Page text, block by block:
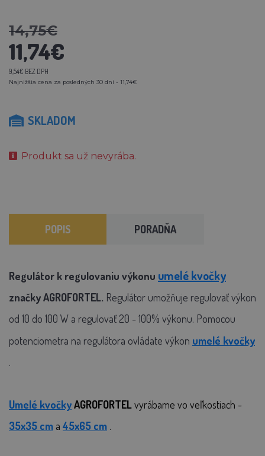
14,75€
11,74€
9,54€ BEZ DPH
Najnižšia cena za posledných 30 dní - 11,74€
SKLADOM
Produkt sa už nevyrába.
POPIS PORADŇA
Regulátor k regulovaniu výkonu umelé kvočky
značky AGROFORTEL. Regulátor umožňuje regulovať výkon
od 10 do 100 W a regulovať 20 - 100% výkonu. Pomocou
potenciometra na regulátora ovládate výkon umelé kvočky
.
Umelé kvočkyAGROFORTELvyrábame vo veľkostiach -
35x35 cm a 45x65 cm .